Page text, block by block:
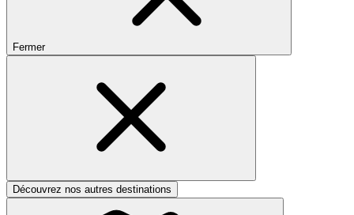
Fermer
Découvrez nos autres destinations